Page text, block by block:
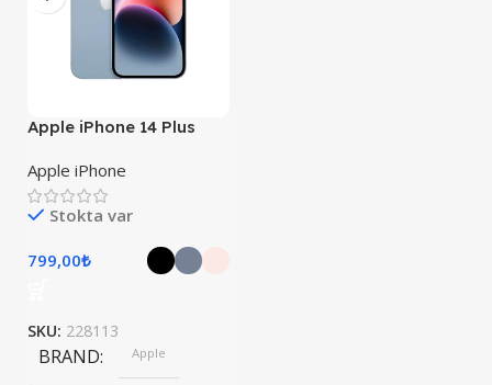
Apple iPhone 14 Plus
Apple iPhone
Stokta var
799,00₺
SKU: 228113
BRAND Apple